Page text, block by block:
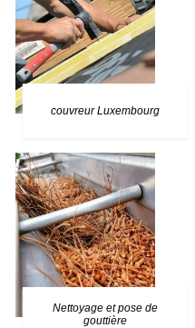
couvreur Luxembourg
Nettoyage et pose de
gouttière